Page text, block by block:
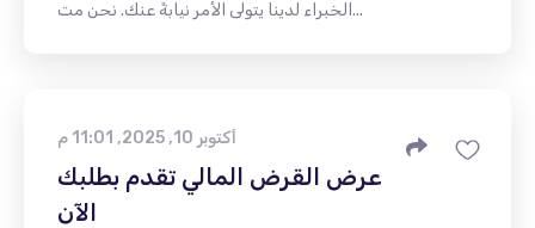
الخبراء لدينا يتولى الأمر نيابةً عنك. نحن مت...
أكتوبر 10, 2025, 11:01 م
عرض القرض المالي تقدم بطلبك
الآن